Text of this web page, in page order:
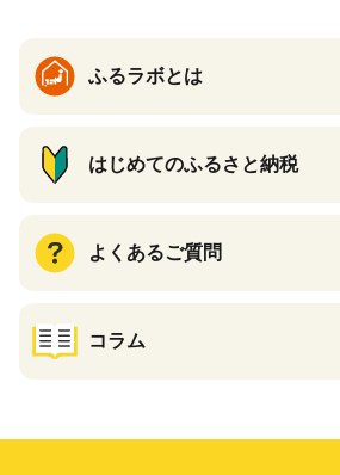
ギフト ふるさと納税 ）
ふるラボとは
はじめてのふるさと納税
よくあるご質問
コラム